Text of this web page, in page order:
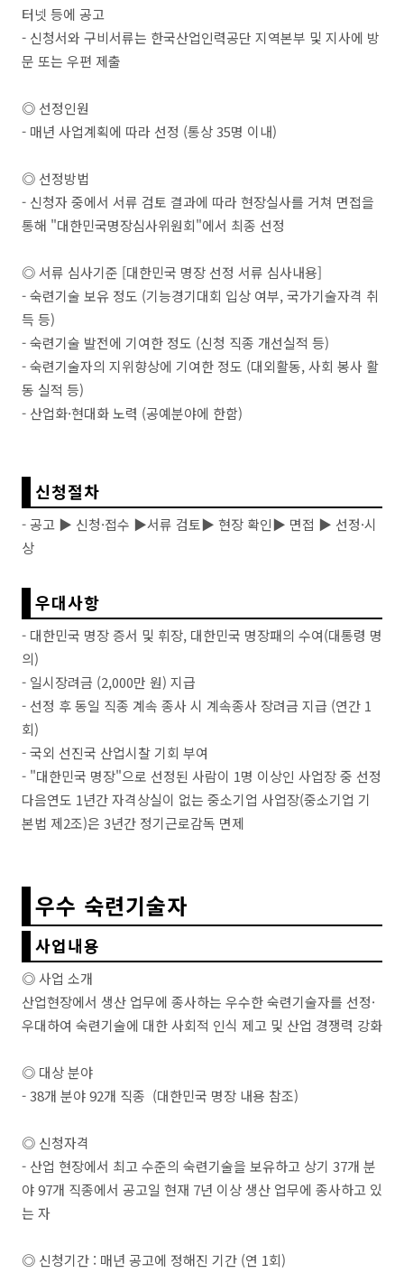
터넷 등에 공고
- 신청서와 구비서류는 한국산업인력공단 지역본부 및 지사에 방
문 또는 우편 제출
◎ 선정인원
- 매년 사업계획에 따라 선정 (통상 35명 이내)
◎ 선정방법
- 신청자 중에서 서류 검토 결과에 따라 현장실사를 거쳐 면접을
통해 "대한민국명장심사위원회"에서 최종 선정
◎ 서류 심사기준 [대한민국 명장 선정 서류 심사내용]
- 숙련기술 보유 정도 (기능경기대회 입상 여부, 국가기술자격 취
득 등)
- 숙련기술 발전에 기여한 정도 (신청 직종 개선실적 등)
- 숙련기술자의 지위향상에 기여한 정도 (대외활동, 사회 봉사 활
동 실적 등)
- 산업화·현대화 노력 (공예분야에 한함)
신청절차
- 공고 ▶ 신청·접수 ▶서류 검토▶ 현장 확인▶ 면접 ▶ 선정·시
상
우대사항
- 대한민국 명장 증서 및 휘장, 대한민국 명장패의 수여(대통령 명
의)
- 일시장려금 (2,000만 원) 지급
- 선정 후 동일 직종 계속 종사 시 계속종사 장려금 지급 (연간 1
회)
- 국외 선진국 산업시찰 기회 부여
- "대한민국 명장"으로 선정된 사람이 1명 이상인 사업장 중 선정
다음연도 1년간 자격상실이 없는 중소기업 사업장(중소기업 기
본법 제2조)은 3년간 정기근로감독 면제
우수 숙련기술자
사업내용
◎ 사업 소개
산업현장에서 생산 업무에 종사하는 우수한 숙련기술자를 선정·
우대하여 숙련기술에 대한 사회적 인식 제고 및 산업 경쟁력 강화
◎ 대상 분야
- 38개 분야 92개 직종 (대한민국 명장 내용 참조)
◎ 신청자격
- 산업 현장에서 최고 수준의 숙련기술을 보유하고 상기 37개 분
야 97개 직종에서 공고일 현재 7년 이상 생산 업무에 종사하고 있
는 자
◎ 신청기간 : 매년 공고에 정해진 기간 (연 1회)